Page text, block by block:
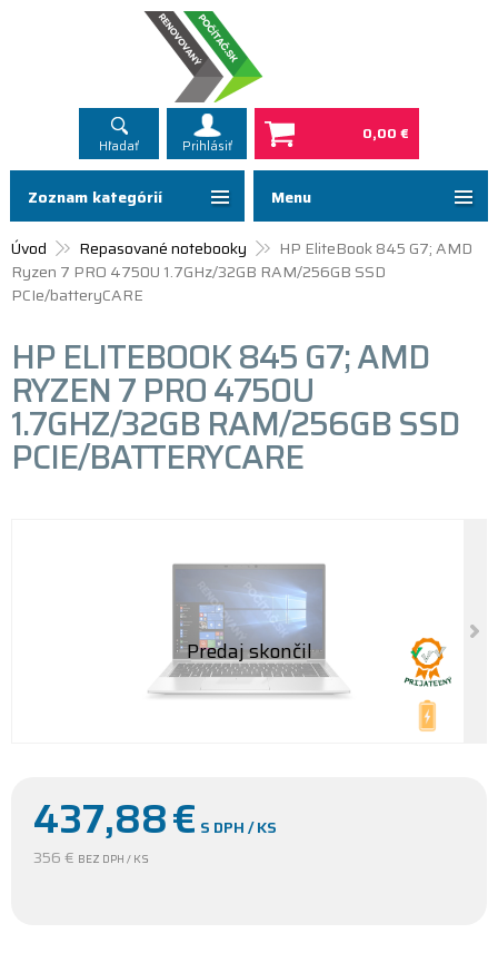
Hľadať Prihlásiť
0,00 €
Menu
Úvod Repasované notebooky
HP EliteBook 845 G7; AMD
Ryzen 7 PRO 4750U 1.7GHz/32GB RAM/256GB SSD
PCIe/batteryCARE
HP ELITEBOOK 845 G7; AMD
RYZEN 7 PRO 4750U
1.7GHZ/32GB RAM/256GB SSD
PCIE/BATTERYCARE
437,88€ S DPH / KS
356 € BEZ DPH / KS
Zoznam kategórií